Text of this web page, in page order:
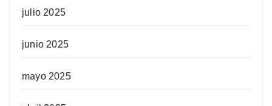
julio 2025
junio 2025
mayo 2025